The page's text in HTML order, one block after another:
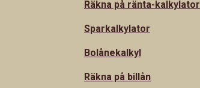
Räkna på ränta-kalkylator
Sparkalkylator
Bolånekalkyl
Räkna på billån